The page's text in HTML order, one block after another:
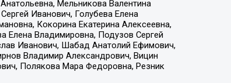
Мельникова Валентина
Иванович, Голубева Елена
Кокорина Екатерина Алексеевна,
Елена Владимировна, Подузов Сергей
Иванович, Шабад Анатолий Ефимович,
Владимир Александрович, Вицин
Полякова Мара Федоровна, Резник